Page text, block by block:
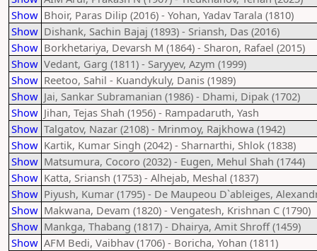
Show Bhoir, Paras Dilip (2016) - Yohan, Yadav Tarala (1810)
Show Dishank, Sachin Bajaj (1893) - Sriansh, Das (2016)
Show Borkhetariya, Devarsh M (1864) - Sharon, Rafael (2015)
Show Vedant, Garg (1811) - Saryyev, Azym (1999)
Show Reetoo, Sahil - Kuandykuly, Danis (1989)
Show Jai, Sankar Subramanian (1986) - Dhami, Dipak (1702)
Show Jihan, Tejas Shah (1956) - Rampadaruth, Yash
Show Talgatov, Nazar (2108) - Mrinmoy, Rajkhowa (1942)
Show Kartik, Kumar Singh (2042) - Sharnarthi, Shlok (1838)
Show Matsumura, Cocoro (2032) - Eugen, Mehul Shah (1744)
Show Katta, Sriansh (1753) - Alhejab, Meshal (1837)
Show Piyush, Kumar (1795) - De Maupeou D`ableiges,
Show Makwana, Devam (1820) - Vengatesh, Krishnan C (1790)
Show Mankga, Thabang (1817) - Dhairya, Amit Shroff (1459)
Show AFM Bedi, Vaibhav (1706) - Boricha, Yohan (1811)